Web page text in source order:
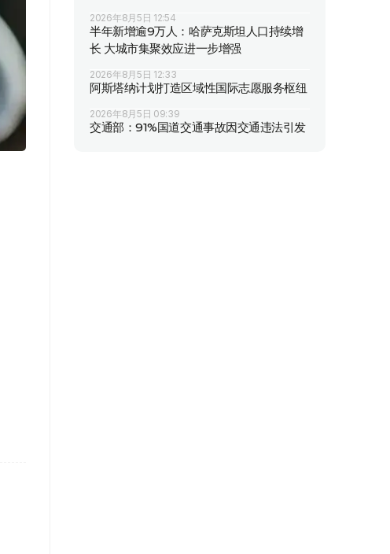
2026年8月5日 12:54
半年新增逾9万人：哈萨克斯坦人口持续增
长 大城市集聚效应进一步增强
2026年8月5日 12:33
阿斯塔纳计划打造区域性国际志愿服务枢纽
2026年8月5日 09:39
交通部：91%国道交通事故因交通违法引发